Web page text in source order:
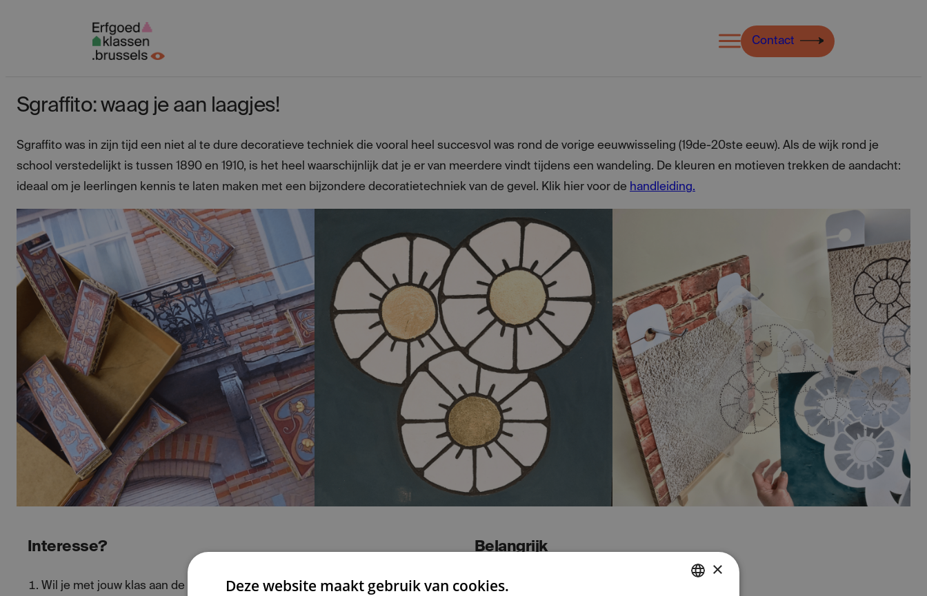
Open
menu
Contact
Sgraffito: waag je aan laagjes!
Sgraffito was in zijn tijd een niet al te dure decoratieve techniek die vooral heel succesvol was rond de vorige eeuwwisseling (19de-20ste eeuw). Als de wijk rond je
school verstedelijkt is tussen 1890 en 1910, is het heel waarschijnlijk dat je er van meerdere vindt tijdens een wandeling. De kleuren en motieven trekken de aandacht:
ideaal om je leerlingen kennis te laten maken met een bijzondere decoratietechniek van de gevel. Klik hier voor de handleiding.
Interesse?
Wil je met jouw klas aan de slag met de erfgoedkoffer? Neem contact met
Belangrijk
Wat bieden wij?
×
Deze website maakt gebruik van cookies.